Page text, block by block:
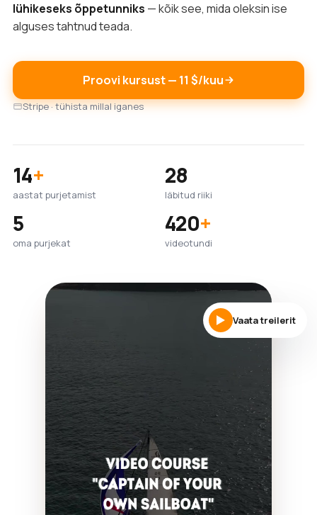
lühikeseks õppetunniks — kõik see, mida oleksin ise
alguses tahtnud teada.
Proovi kursust — 11 $/kuu
Stripe · tühista millal iganes
14+
aastat purjetamist
28
läbitud riiki
5
oma purjekat
420+
videotundi
Vaata treilerit